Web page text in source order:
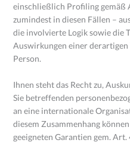
einschließlich Profiling gemäß
zumindest in diesen Fällen –
die involvierte Logik sowie die
Auswirkungen einer
Person.
Ihnen steht das Recht zu,
Sie betreffenden
an eine internationale
diesem Zusammenhang
geeigneten Garantien gem.